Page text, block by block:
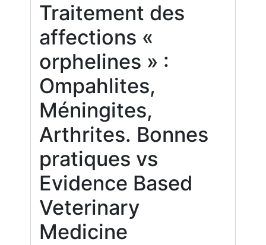
Traitement des
affections «
orphelines » :
Ompahlites,
Méningites,
Arthrites. Bonnes
pratiques vs
Evidence Based
Veterinary
Medicine